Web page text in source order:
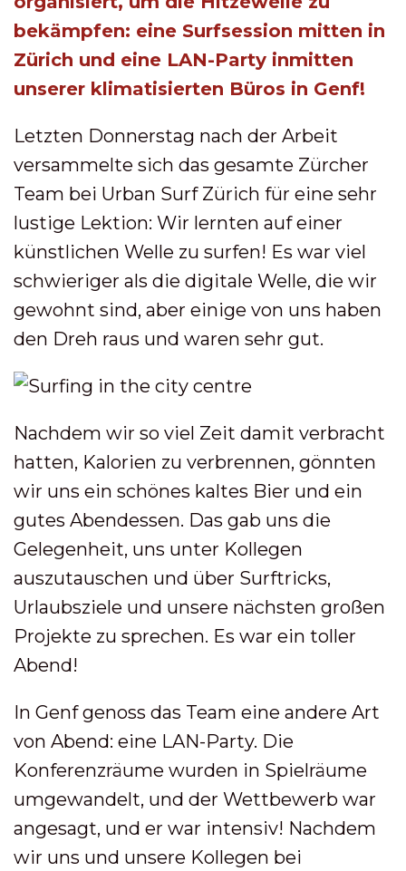
bekämpfen: eine Surfsession mitten in
Zürich und eine LAN-Party inmitten
unserer klimatisierten Büros in Genf!
Letzten Donnerstag nach der Arbeit
versammelte sich das gesamte Zürcher
Team bei Urban Surf Zürich für eine sehr
lustige Lektion: Wir lernten auf einer
künstlichen Welle zu surfen! Es war viel
schwieriger als die digitale Welle, die wir
gewohnt sind, aber einige von uns haben
den Dreh raus und waren sehr gut.
Nachdem wir so viel Zeit damit verbracht
hatten, Kalorien zu verbrennen, gönnten
wir uns ein schönes kaltes Bier und ein
gutes Abendessen. Das gab uns die
Gelegenheit, uns unter Kollegen
auszutauschen und über Surftricks,
Urlaubsziele und unsere nächsten großen
Projekte zu sprechen. Es war ein toller
Abend!
In Genf genoss das Team eine andere Art
von Abend: eine LAN-Party. Die
Konferenzräume wurden in Spielräume
umgewandelt, und der Wettbewerb war
angesagt, und er war intensiv! Nachdem
wir uns und unsere Kollegen bei